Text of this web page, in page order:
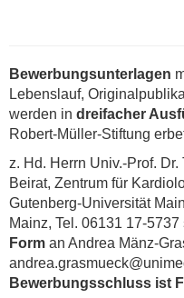
Bewerbungsunterlagen
Lebenslauf,
werden in dreifacher
Robert-Müller-Stiftung
z. Hd. Herrn Univ.-Prof.
Beirat, Zentrum für
Gutenberg-Universität
Mainz, Tel. 06131 17-5737
Form an Andrea Mänz-
Bewerbungsschluss ist